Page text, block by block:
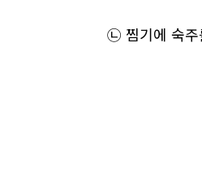
㉡ 찜기에 숙